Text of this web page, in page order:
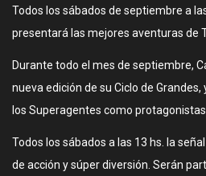
Todos los sábados de septiembre a
presentará las mejores aventuras de
Durante todo el mes de septiembre,
nueva edición de su Ciclo de
los Superagentes como protagonistas.
Todos los sábados a las 13 hs. la
de acción y súper diversión. Serán